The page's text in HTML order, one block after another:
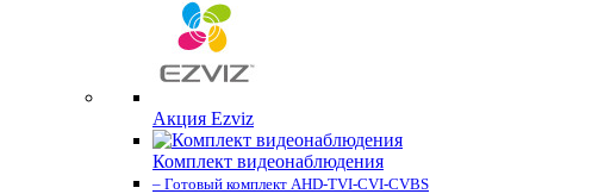
Акция Ezviz
Комплект видеонаблюдения
– Готовый комплект AHD-TVI-CVI-CVBS